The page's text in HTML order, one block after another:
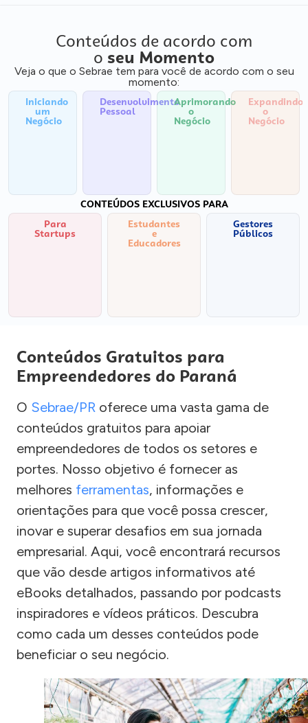
Conteúdos de acordo com
o seu Momento
Veja o que o Sebrae tem para você de acordo com o seu
momento:
Iniciando
um
Negócio
Desenvolvimento
Pessoal
Aprimorando
o
Negócio
Expandindo
o
Negócio
CONTEÚDOS EXCLUSIVOS PARA
Para
Startups
Estudantes
e
Educadores
Gestores
Públicos
Conteúdos Gratuitos para
Empreendedores do Paraná
O Sebrae/PR oferece uma vasta gama de
conteúdos gratuitos para apoiar
empreendedores de todos os setores e
portes. Nosso objetivo é fornecer as
melhores ferramentas, informações e
orientações para que você possa crescer,
inovar e superar desafios em sua jornada
empresarial. Aqui, você encontrará recursos
que vão desde artigos informativos até
eBooks detalhados, passando por podcasts
inspiradores e vídeos práticos. Descubra
como cada um desses conteúdos pode
beneficiar o seu negócio.